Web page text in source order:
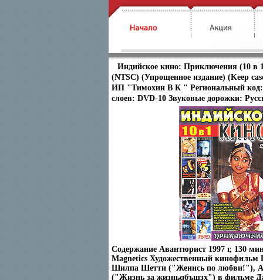
Индийское кино: Приключения (10 в
(NTSC) (Упрощенное издание) (Keep
ИП "Тимохин В К " Региональный код:
слоев: DVD-10 Звуковые дорожки:
Содержание Авантюрист 1997 г, 130
Magnetics Художественный
Шилпа Шетти ("Женись по любви!"),
("Жизнь за жизньqбъшзх") в фильме